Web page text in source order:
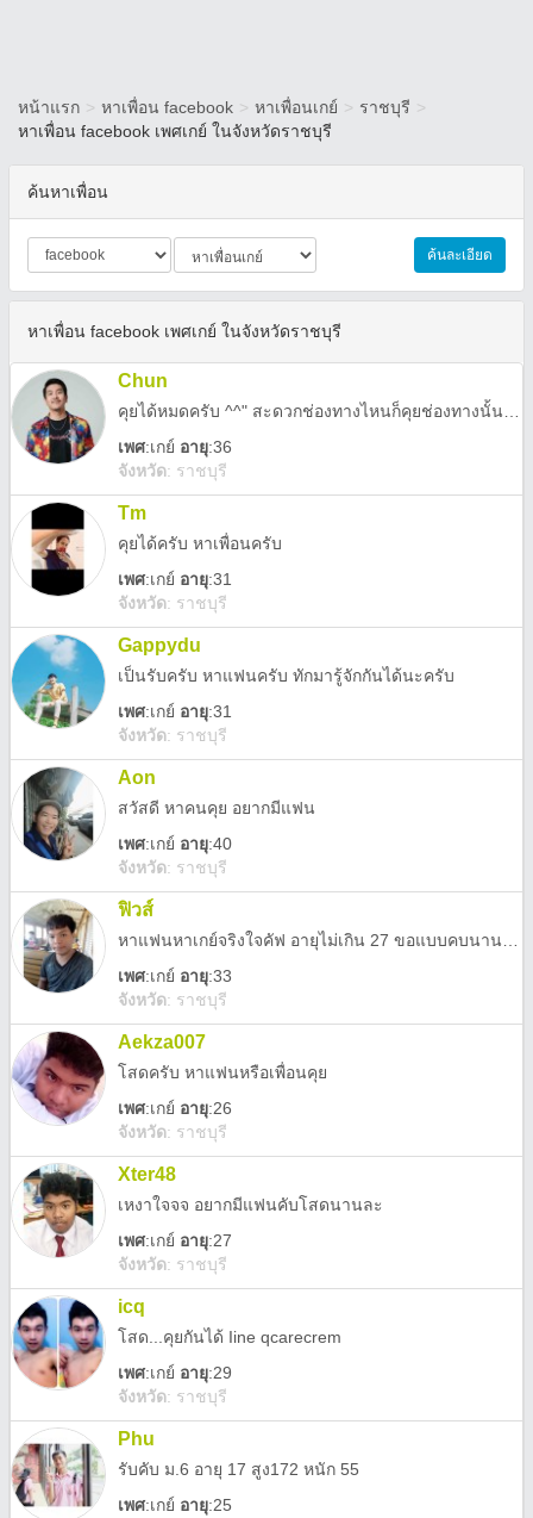
หน้าแรก > หาเพื่อน facebook > หาเพื่อนเกย์ > ราชบุรี >
หาเพื่อน facebook เพศเกย์ ในจังหวัดราชบุรี
ค้นหาเพื่อน
ค้นละเอียด
หาเพื่อน facebook เพศเกย์ ในจังหวัดราชบุรี
Chun
เพศ:เกย์ อายุ:36
จังหวัด: ราชบุรี
Tm
คุยได้ครับ หาเพื่อนครับ
เพศ:เกย์ อายุ:31
จังหวัด: ราชบุรี
Gappydu
เป็นรับครับ หาแฟนครับ ทักมารู้จักกันได้นะครับ
เพศ:เกย์ อายุ:31
จังหวัด: ราชบุรี
Aon
สวัสดี หาคนคุย อยากมีแฟน
เพศ:เกย์ อายุ:40
จังหวัด: ราชบุรี
ฟิวส์
เพศ:เกย์ อายุ:33
จังหวัด: ราชบุรี
Aekza007
โสดครับ หาแฟนหรือเพื่อนคุย
เพศ:เกย์ อายุ:26
จังหวัด: ราชบุรี
Xter48
เหงาใจจจ อยากมีแฟนคับโสดนานละ
เพศ:เกย์ อายุ:27
จังหวัด: ราชบุรี
icq
โสด...คุยกันได้ Iine qcarecrem
เพศ:เกย์ อายุ:29
จังหวัด: ราชบุรี
Phu
รับคับ ม.6 อายุ 17 สูง172 หนัก 55
เพศ:เกย์ อายุ:25